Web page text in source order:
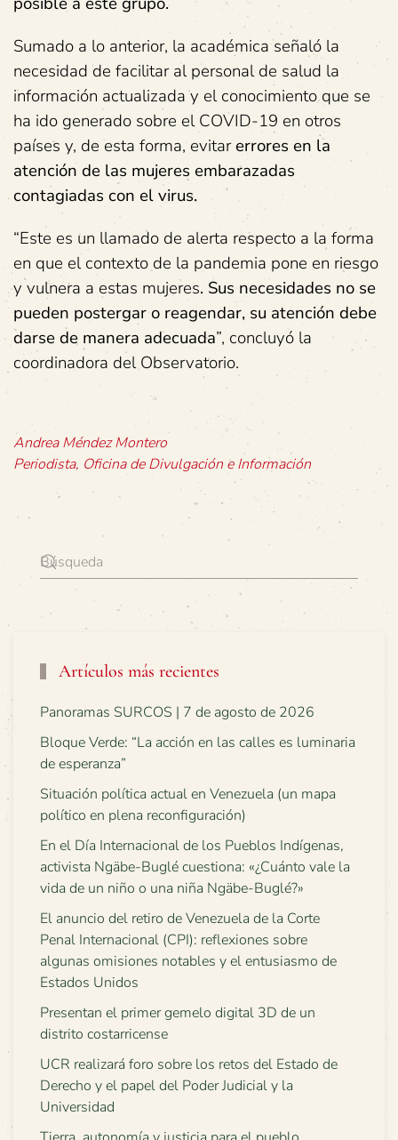
Sumado a lo anterior, la académica señaló la
necesidad de facilitar al personal de salud la
información actualizada y el conocimiento que se
ha ido generado sobre el COVID-19 en otros
países y, de esta forma, evitarerrores en la
atención de las mujeres embarazadas
contagiadas con el virus.
“Este es un llamado de alerta respecto a la forma
en que el contexto de la pandemia pone en riesgo
y vulnera a estas mujeres. Sus necesidades no se
pueden postergar o reagendar, su atención debe
darse de manera adecuada”, concluyó la
coordinadora del Observatorio.
Andrea Méndez Montero
Periodista, Oficina de Divulgación e Información
Artículos más recientes
Panoramas SURCOS | 7 de agosto de 2026
Bloque Verde: “La acción en las calles es luminaria
de esperanza”
Situación política actual en Venezuela (un mapa
político en plena reconfiguración)
En el Día Internacional de los Pueblos Indígenas,
activista Ngäbe-Buglé cuestiona: «¿Cuánto vale la
vida de un niño o una niña Ngäbe-Buglé?»
El anuncio del retiro de Venezuela de la Corte
Penal Internacional (CPI): reflexiones sobre
algunas omisiones notables y el entusiasmo de
Estados Unidos
Presentan el primer gemelo digital 3D de un
distrito costarricense
UCR realizará foro sobre los retos del Estado de
Derecho y el papel del Poder Judicial y la
Universidad